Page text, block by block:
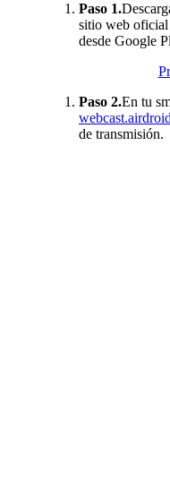
Paso 1.
sitio web oficial
desde Google
Paso 2.En tu
de transmisión.